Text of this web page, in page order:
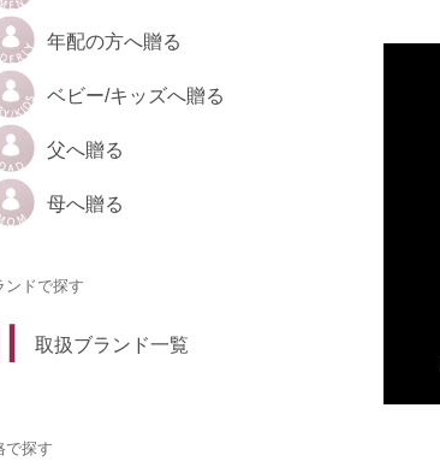
年配の方へ贈る
ベビー/キッズへ贈る
父へ贈る
母へ贈る
ンドで探す
取扱ブランド一覧
で探す